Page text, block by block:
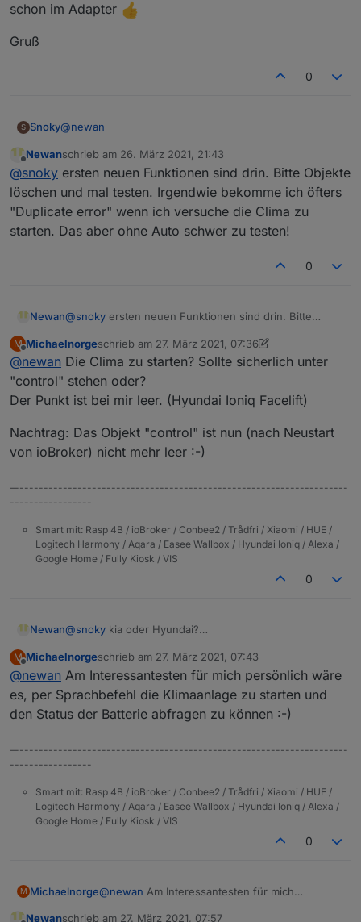
schon im Adapter
Gruß
0
S Snoky@newan
Kia eNiro hab ich.
Für mich und sicher für alle anderen auch ist der SoC
der interessanteste Wert beim Elektro, da man ja die
Ladeinfrastruktur einbinden möchte.
Gibt es eine Möglichkeit raus zu bekommen, welche
Daten man über die API bekommen kann und was man
Ich denke da so an Vorklimatisierung im Sommer und im
denke ich mal wird dieser Wert wahrscheinlich auch
nicht über die API kommen. Wobei es den
Kilometerstand dort auch nicht gibt und den hast du ja
schon im Adapter
Gruß
Offline
Newanschrieb am 26. März 2021, 21:43
zuletzt editiert von
@snoky ersten neuen Funktionen sind drin. Bitte Objekte
löschen und mal testen. Irgendwie bekomme ich öfters
"Duplicate error" wenn ich versuche die Clima zu
starten. Das aber ohne Auto schwer zu testen!
0
Newan@snoky ersten neuen Funktionen sind drin. Bitte
ich öfters "Duplicate error" wenn ich versuche die
Clima zu starten. Das aber ohne Auto schwer zu
testen!
M Michaelnorgeschrieb am 27. März 2021, 07:36
zuletzt editiert von Michaelnorge
@newan Die Clima zu starten? Sollte sicherlich unter
"control" stehen oder?
Der Punkt ist bei mir leer. (Hyundai Ioniq Facelift)
Nachtrag: Das Objekt "control" ist nun (nach Neustart
von ioBroker) nicht mehr leer :-)
–---------------------------------------------------------------------
-----------------
Smart mit: Rasp 4B / ioBroker / Conbee2 / Trådfri / Xiaomi / HUE /
Logitech Harmony / Aqara / Easee Wallbox / Hyundai Ioniq / Alexa /
Google Home / Fully Kiosk / VIS
0
Newan@snoky kia oder Hyundai?
es Max 200 Anfragen pro Tag.
Naja es kann ja jeder einstellen im Adapter wieviele
Anfragen pro Tag gestellt werden.
Welche Daten sind für euch am interessantesten, dann
kommen die mit prio!
Gruß
M Michaelnorgeschrieb am 27. März 2021, 07:43
zuletzt editiert von
@newan Am Interessantesten für mich persönlich wäre
es, per Sprachbefehl die Klimaanlage zu starten und
den Status der Batterie abfragen zu können :-)
–---------------------------------------------------------------------
-----------------
Smart mit: Rasp 4B / ioBroker / Conbee2 / Trådfri / Xiaomi / HUE /
Logitech Harmony / Aqara / Easee Wallbox / Hyundai Ioniq / Alexa /
Google Home / Fully Kiosk / VIS
0
M Michaelnorge@newan Am Interessantesten für mich
Newanschrieb am 27. März 2021, 07:57